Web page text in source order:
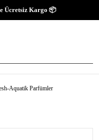
Ücretsiz Kargo 📦
Aquatik Parfümler